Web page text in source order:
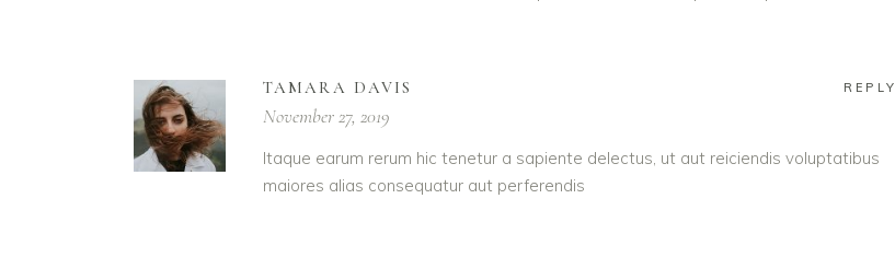
TAMARA DAVIS REPLY
November 27, 2019
Itaque earum rerum hic tenetur a sapiente delectus, ut aut reiciendis voluptatibus
maiores alias consequatur aut perferendis